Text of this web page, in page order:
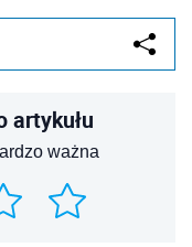
artykułu
ważna